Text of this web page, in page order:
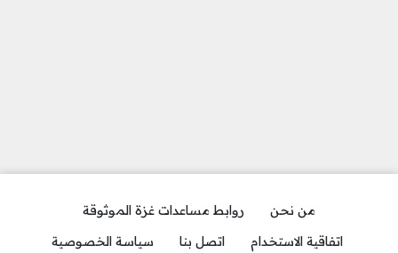
من نحن
روابط مساعدات غزة الموثوقة
اتفاقية الاستخدام
اتصل بنا سياسة الخصوصية